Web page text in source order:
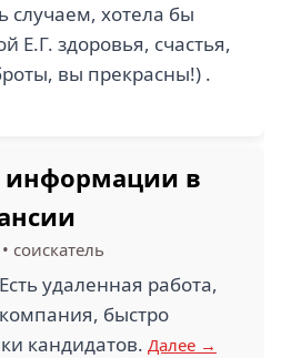
случаем, хотела бы
Е.Г. здоровья, счастья,
вы прекрасны!) .
информации в
• соискатель
Есть удаленная работа,
быстро
кандидатов. Далее →